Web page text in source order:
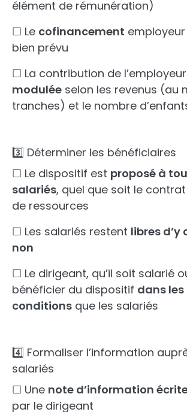
élément de rémunération)
☐ Le cofinancement
bien prévu
☐ La contribution de
modulée selon les revenus (au
tranches) et le nombre
3️⃣ Déterminer les bénéficiaires
☐ Le dispositif est proposé à
salariés, quel que soit le
de ressources
☐ Les salariés restent libres d’y
non
☐ Le dirigeant, qu’il soit salarié
bénéficier du dispositif dans
conditions que les salariés
4️⃣ Formaliser l’information
salariés
☐ Une note d’information
par le dirigeant